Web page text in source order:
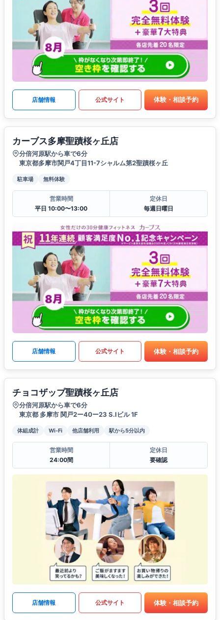
店舗情報 公式サイト 体験・相談予約
カーブス多摩聖蹟桜ヶ丘店
分倍河原駅から車で6分
東京都多摩市関戸4丁目11-7シャルム第2聖蹟桜ヶ丘
駐車場 無料体験
営業時間
平日 10:00〜13:00
定休日
毎週日曜日
店舗情報 公式サイト 体験・相談予約
チョコザップ聖蹟桜ヶ丘店
分倍河原駅から車で6分
東京都 多摩市 関戸2ー40ー23 S.Iビル 1F
体組成計 Wi-Fi 他店舗利用 駅から5分以内
営業時間
24:00間
定休日
要確認
店舗情報 公式サイト 体験・相談予約